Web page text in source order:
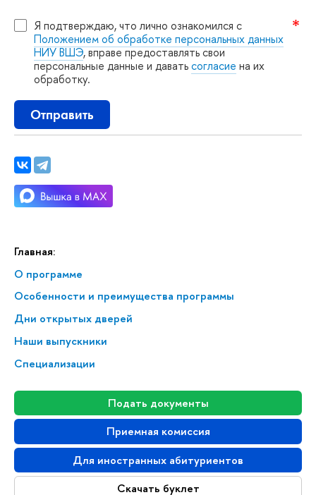
Главная:
О программе
Особенности и преимущества программы
Дни открытых дверей
Наши выпускники
Специализации
Подать документы
Приемная комиссия
Для иностранных абитуриенто
Скачать буклет
Я подтверждаю, что лично ознакомился с
Положением об обработке персональных данных
НИУ ВШЭ, вправе предоставлять свои
персональные данные и даватьсогласие на их
обработку.
Отправить